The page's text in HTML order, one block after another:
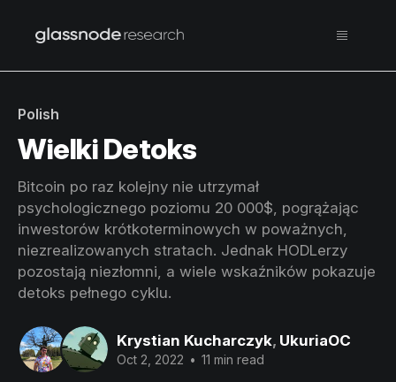
Polish
Wielki Detoks
Bitcoin po raz kolejny nie utrzymał
psychologicznego poziomu 20 000$, pogrążając
inwestorów krótkoterminowych w poważnych,
niezrealizowanych stratach. Jednak HODLerzy
pozostają niezłomni, a wiele wskaźników pokazuje
detoks pełnego cyklu.
Krystian Kucharczyk, UkuriaOC
Oct 2, 2022 • 11 min read